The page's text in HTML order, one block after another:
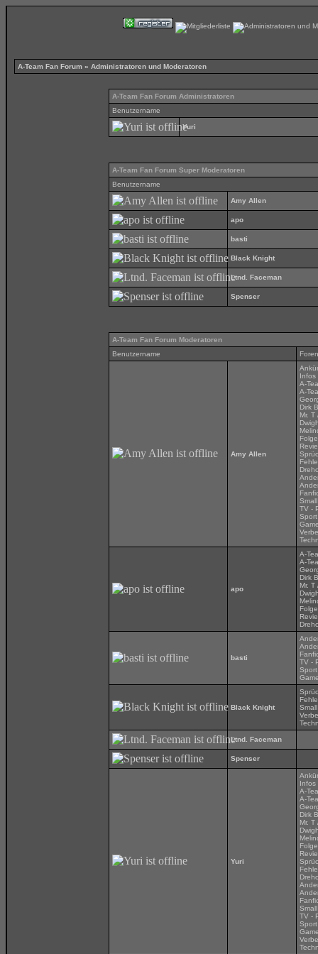
A-Team Fan Forum » Administratoren und Moderatoren
A-Team Fan Forum Administratoren
Benutzername
Yuri
A-Team Fan Forum Super Moderatoren
Benutzername
Amy Allen
apo
basti
Black Knight
Ltnd. Faceman
Spenser
A-Team Fan Forum Moderatoren
Benutzername
Foren
Amy Allen
Infos
A-
A-
Dirk
Mr.
TV -
Sport
apo
A-
A-
Dirk
Mr.
basti
TV -
Sport
Black Knight
Ltnd. Faceman
Spenser
Yuri
Infos
A-
A-
Dirk
Mr.
TV -
Sport